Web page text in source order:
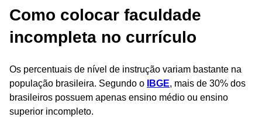
Como colocar faculdade
incompleta no currículo
Os percentuais de nível de instrução variam bastante na
população brasileira. Segundo o
IBGE, mais de 30% dos
brasileiros possuem apenas ensino médio ou ensino
superior incompleto.